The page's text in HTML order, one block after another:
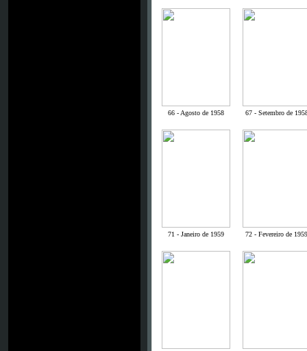
66 - Agosto de 1958 67 - Setembro de
71 - Janeiro de 1959 72 - Fevereiro de 1959